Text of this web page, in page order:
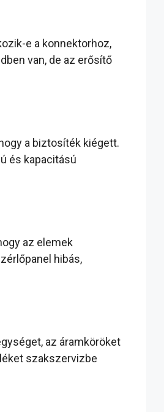
e a konnektorhoz,
van, de az erősítő
a biztosíték kiégett.
és kapacitású
az elemek
hibás,
az áramköröket
szakszervizbe